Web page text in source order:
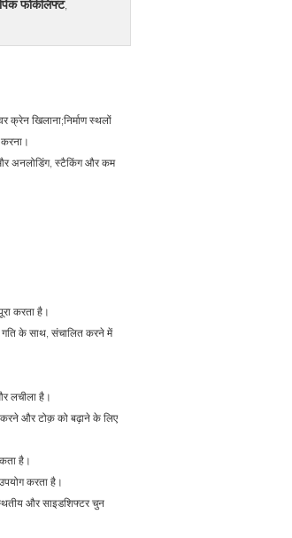
फोर्कलिफ्ट,
क्रेन खिलाना;निर्माण स्थलों
और अनलोडिंग, स्टैकिंग और कम
करता है।
गति के साथ, संचालित करने में
लचीला है।
करने और टोक़ को बढ़ाने के लिए
है।
करता है।
और साइडशिफ्टर चुन